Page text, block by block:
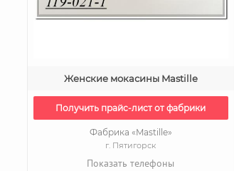
Женские мокасины Mastille
Получить прайс-лист от фабрики
Фабрика «Mastille»
г. Пятигорск
Показать телефоны